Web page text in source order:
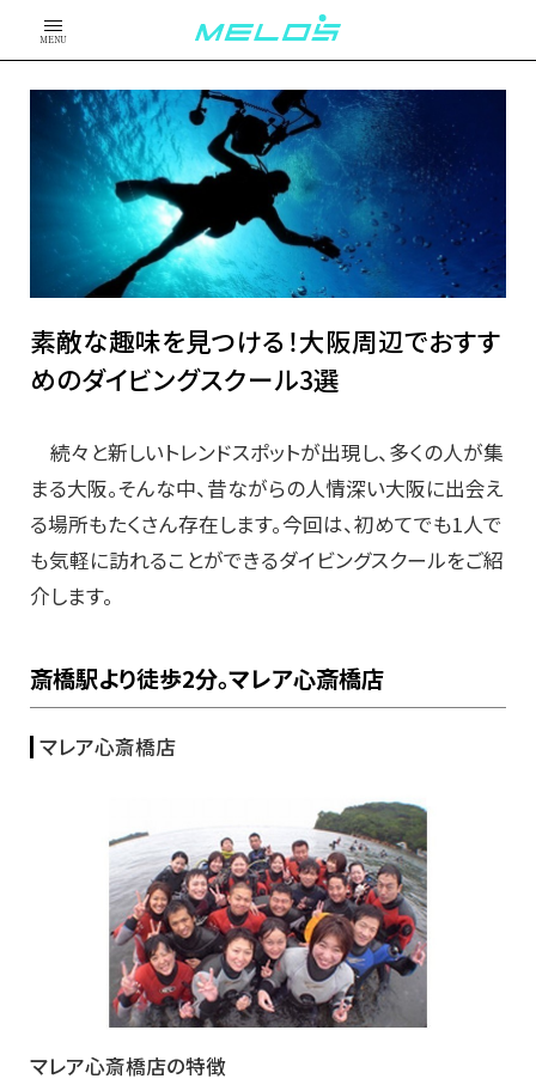
MENU
素敵な趣味を見つける！大阪周辺でおすす
めのダイビングスクール3選
続々と新しいトレンドスポットが出現し、多くの人が集
まる大阪。そんな中、昔ながらの人情深い大阪に出会え
る場所もたくさん存在します。今回は、初めてでも1人で
も気軽に訪れることができるダイビングスクールをご紹
介します。
斎橋駅より徒歩2分。マレア心斎橋店
マレア心斎橋店
マレア心斎橋店の特徴